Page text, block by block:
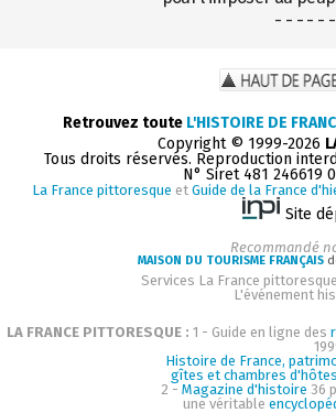
- - - - -
Retrouvez toute L'HISTOIRE DE
Copyright © 1999-2026
Tous droits réservés. Reproduction
N° Siret 481 246619
La France pittoresque et Guide de la France
Site
Recommandé
MAISON DU TOURISME FRANÇAIS
Services La France pittoresque
L'événement
LA FRANCE PITTORESQUE : 1 - Guide en ligne des
Histoire de France,
gîtes et chambres d'hôtes
2 - Magazine d'histoire 36
une véritable